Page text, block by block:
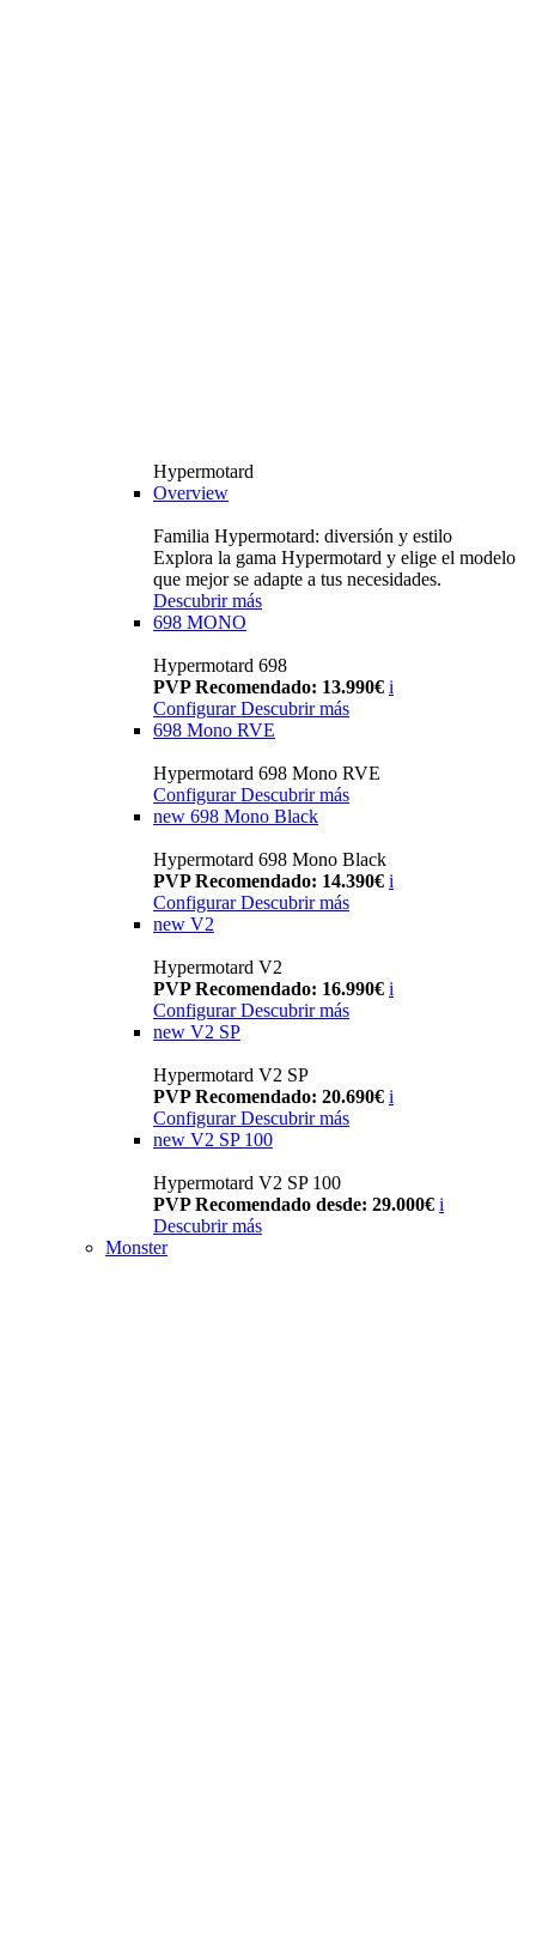
Hypermotard
Overview
Familia Hypermotard: diversión y estilo
Explora la gama Hypermotard y elige el modelo
que mejor se adapte a tus necesidades.
Descubrir más
698 MONO
Hypermotard 698
PVP Recomendado: 13.990€ i
ConfigurarDescubrir más
698 Mono RVE
Hypermotard 698 Mono RVE
Configurar Descubrir más
new 698 Mono Black
Hypermotard 698 Mono Black
PVP Recomendado: 14.390€ i
Configurar Descubrir más
new V2
Hypermotard V2
PVP Recomendado: 16.990€ i
Configurar Descubrir más
new V2 SP
Hypermotard V2 SP
PVP Recomendado: 20.690€ i
Configurar Descubrir más
new V2 SP 100
Hypermotard V2 SP 100
PVP Recomendado desde: 29.000€ i
Descubrir más
Monster